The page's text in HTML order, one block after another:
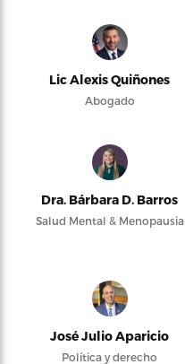
Lic Alexis Quiñones
Abogado
Dra. Bárbara D. Barros
Salud Mental & Menopausia
José Julio Aparicio
Política y derecho